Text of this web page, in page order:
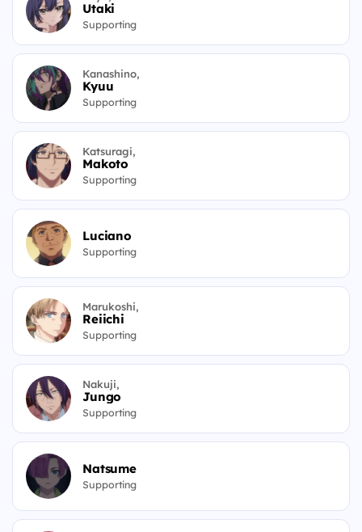
Utaki
Supporting
Kanashino,
Kyuu
Supporting
Katsuragi,
Makoto
Supporting
Luciano
Supporting
Marukoshi,
Reiichi
Supporting
Nakuji,
Jungo
Supporting
Natsume
Supporting